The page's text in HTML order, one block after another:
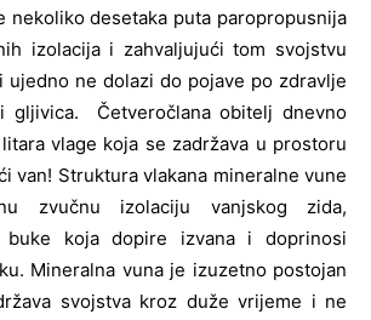
nekoliko desetaka puta paropropusnija
izolacija i zahvaljujući tom svojstvu
ujedno ne dolazi do pojave po zdravlje
gljivica. Četveročlana obitelj dnevno
vlage koja se zadržava u prostoru
van! Struktura vlakana mineralne vune
zvučnu izolaciju vanjskog zida,
buke koja dopire izvana i doprinosi
Mineralna vuna je izuzetno postojan
svojstva kroz duže vrijeme i ne